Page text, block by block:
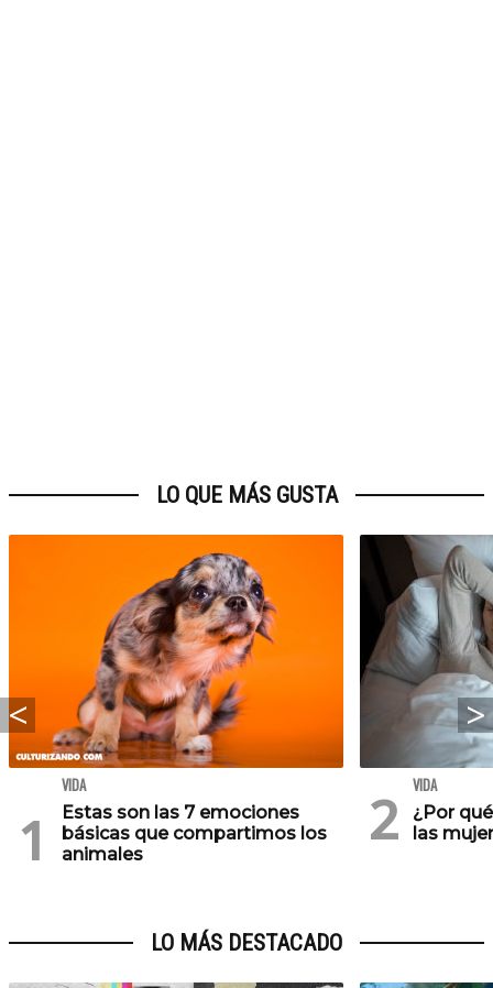
LO QUE MÁS GUSTA
VIDA
Estas son las 7 emociones
básicas que compartimos los
animales
VIDA
¿Por
las
LO MÁS DESTACADO